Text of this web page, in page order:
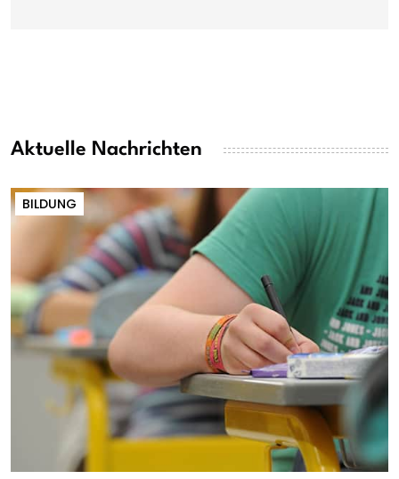
Aktuelle Nachrichten
BILDUNG